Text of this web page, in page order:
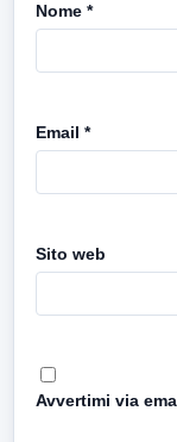
Nome *
Email *
Sito web
Avvertimi via